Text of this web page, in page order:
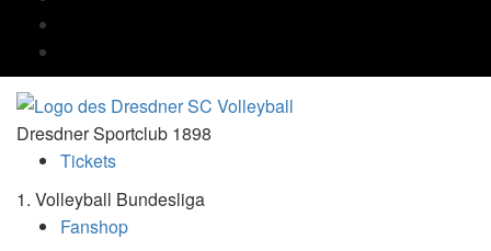
Dresdner Sportclub 1898
Tickets
1. Volleyball Bundesliga
Fanshop